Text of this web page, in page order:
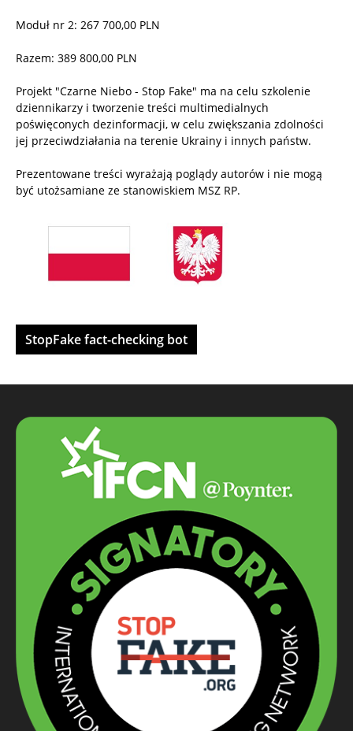
Moduł nr 2: 267 700,00 PLN
Razem: 389 800,00 PLN
Projekt "Czarne Niebo - Stop Fake" ma na celu szkolenie
dziennikarzy i tworzenie treści multimedialnych
poświęconych dezinformacji, w celu zwiększania zdolności
jej przeciwdziałania na terenie Ukrainy i innych państw.
Prezentowane treści wyrażają poglądy autorów i nie mogą
być utożsamiane ze stanowiskiem MSZ RP.
StopFake fact-checking bot